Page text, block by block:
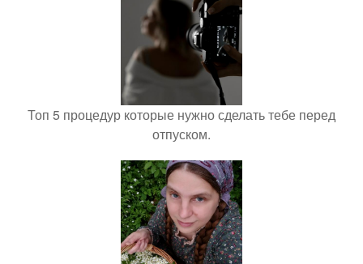
Топ 5 процедур которые нужно сделать тебе перед
отпуском.